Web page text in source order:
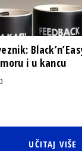
i u kancu
UČITAJ VIŠE